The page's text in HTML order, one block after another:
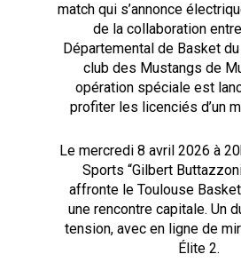
match qui s’annonce
de la collaboration
Départemental de Basket
club des Mustangs de
opération spéciale est
profiter les licenciés d’un
Le mercredi 8 avril 2026 à
Sports “Gilbert
affronte le Toulouse
une rencontre capitale. Un
tension, avec en ligne de
Élite 2.